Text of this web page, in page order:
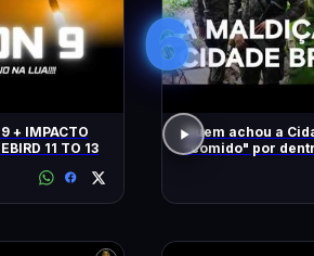
11 TO 13
6
Quem achou a
"comido" por dentro |